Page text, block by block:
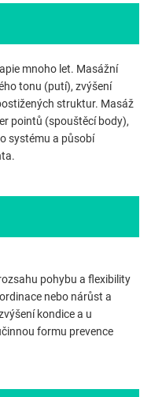
mnoho let. Masážní
tonu (putí), zvýšení
struktur. Masáž
pointů (spouštěcí body),
systému a působí
pohybu a flexibility
nebo nárůst a
kondice a u
formu prevence